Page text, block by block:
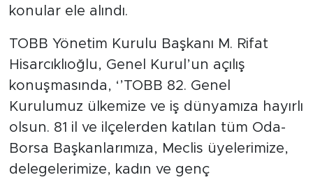
konular ele alındı.
TOBB Yönetim Kurulu Başkanı M. Rifat
Hisarcıklıoğlu, Genel Kurul’un açılış
konuşmasında, ‘’TOBB 82. Genel
Kurulumuz ülkemize ve iş dünyamıza hayırlı
olsun. 81 il ve ilçelerden katılan tüm Oda-
Borsa Başkanlarımıza, Meclis üyelerimize,
delegelerimize, kadın ve genç